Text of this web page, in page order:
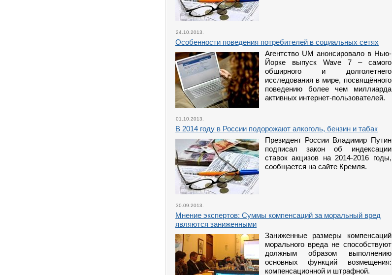
24.10.2013.
Особенности поведения потребителей в социальных сетях
Агентство UM анонсировало в Нью-
Йорке выпуск Wave 7 – самого
обширного и долголетнего
исследования в мире, посвящённого
поведению более чем миллиарда
активных интернет-пользователей.
01.10.2013.
В 2014 году в России подорожают алкоголь, бензин и табак
Президент России Владимир Путин
подписал закон об индексации
ставок акцизов на 2014-2016 годы,
сообщается на сайте Кремля.
30.09.2013.
Мнение экспертов: Суммы компенсаций за моральный вред
являются заниженными
Заниженные размеры компенсаций
морального вреда не способствуют
должным образом выполнению
основных функций возмещения:
компенсационной и штрафной.